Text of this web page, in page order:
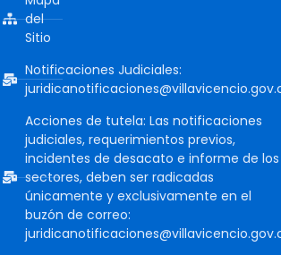
del
Sitio
Notificaciones Judiciales:
Acciones de tutela: Las notificaciones
judiciales, requerimientos previos,
incidentes de desacato e informe de los
sectores, deben ser radicadas
únicamente y exclusivamente en el
buzón de correo: